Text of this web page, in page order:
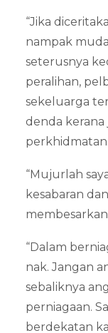
“Jika
nampak
seterusnya
peralihan,
sekeluarga
denda kerana
perkhidmatan.
“Mujurlah
kesabaran
“Dalam
nak. Jangan
sebaliknya
perniagaan.
berdekatan